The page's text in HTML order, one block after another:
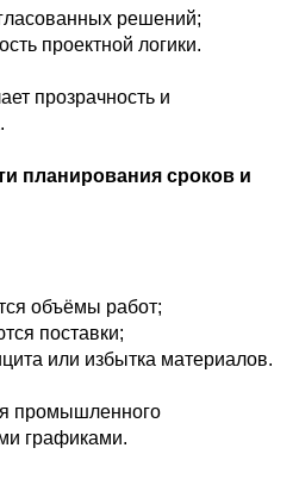
решений;
проектной логики.
прозрачность и
планирования сроков и
объёмы работ;
поставки;
или избытка материалов.
промышленного
графиками.